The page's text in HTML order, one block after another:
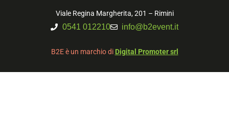
Viale Regina Margherita, 201 – Rimini
0541 012210 info@b2event.it
B2E è un marchio di Digital Promoter srl